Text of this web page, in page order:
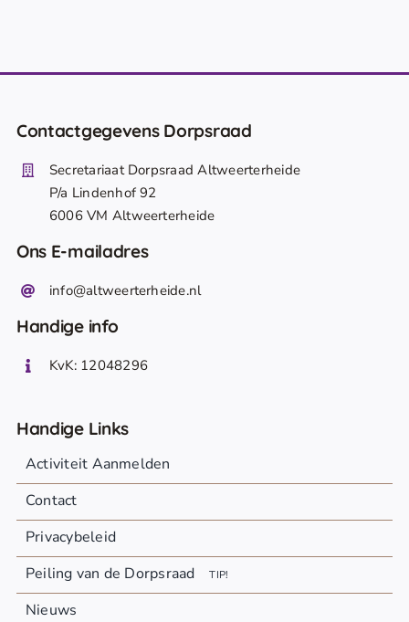
Contactgegevens Dorpsraad
Secretariaat Dorpsraad Altweerterheide
P/a Lindenhof 92
6006 VM Altweerterheide
Ons E-mailadres
info@altweerterheide.nl
Handige info
KvK: 12048296
Handige Links
Activiteit Aanmelden
Contact
Privacybeleid
Peiling van de Dorpsraad
TIP!
Nieuws